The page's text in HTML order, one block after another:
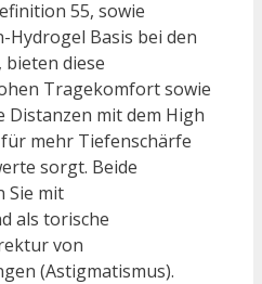
55, sowie
Hydrogel Basis bei den
diese
Tragekomfort sowie
Distanzen mit dem High
mehr Tiefenschärfe
sorgt. Beide
Sie mit
als torische
von
(Astigmatismus).